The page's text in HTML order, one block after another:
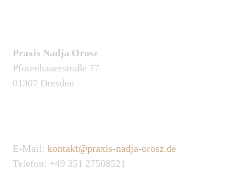
Pra­xis Nadja Orosz
Pfo­ten­hau­er­straße 77
01307 Dres­den
E‑Mail: kontakt@praxis-nadja-orosz.de
Tele­fon: +49 351 27508521